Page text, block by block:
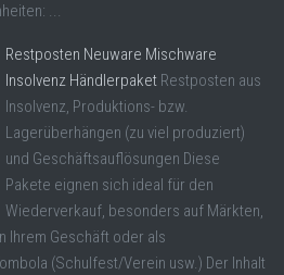
...
Restposten Neuware Mischware
Insolvenz Händlerpaket Restposten aus
Insolvenz, Produktions- bzw.
Lagerüberhängen (zu viel produziert)
und Geschäftsauflösungen Diese
Pakete eignen sich ideal für den
Wiederverkauf, besonders auf Märkten,
Ihrem Geschäft oder als
(Schulfest/Verein usw.) Der Inhalt